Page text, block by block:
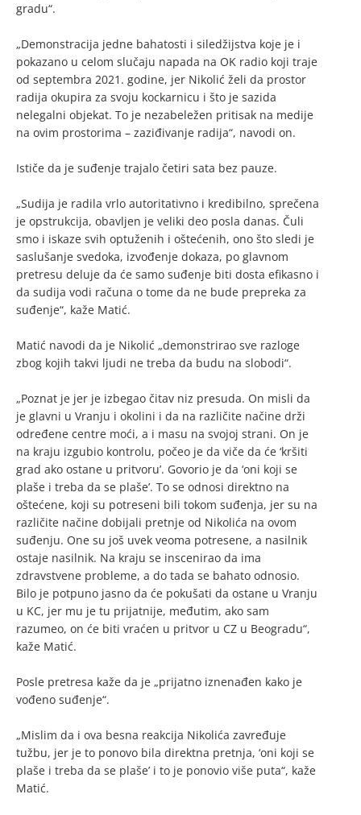
gradu“.
„Demonstracija jedne bahatosti i siledžijstva koje je i
pokazano u celom slučaju napada na OK radio koji traje
od septembra 2021. godine, jer Nikolić želi da prostor
radija okupira za svoju kockarnicu i što je sazida
nelegalni objekat. To je nezabeležen pritisak na medije
na ovim prostorima – zaziđivanje radija“, navodi on.
Ističe da je suđenje trajalo četiri sata bez pauze.
„Sudija je radila vrlo autoritativno i kredibilno, sprečena
je opstrukcija, obavljen je veliki deo posla danas. Čuli
smo i iskaze svih optuženih i oštećenih, ono što sledi je
saslušanje svedoka, izvođenje dokaza, po glavnom
pretresu deluje da će samo suđenje biti dosta efikasno i
da sudija vodi računa o tome da ne bude prepreka za
suđenje“, kaže Matić.
Matić navodi da je Nikolić „demonstrirao sve razloge
zbog kojih takvi ljudi ne treba da budu na slobodi“.
„Poznat je jer je izbegao čitav niz presuda. On misli da
je glavni u Vranju i okolini i da na različite načine drži
određene centre moći, a i masu na svojoj strani. On je
na kraju izgubio kontrolu, počeo je da viče da će ‘kršiti
grad ako ostane u pritvoru’. Govorio je da ‘oni koji se
plaše i treba da se plaše’. To se odnosi direktno na
oštećene, koji su potreseni bili tokom suđenja, jer su na
različite načine dobijali pretnje od Nikolića na ovom
suđenju. One su još uvek veoma potresene, a nasilnik
ostaje nasilnik. Na kraju se inscenirao da ima
zdravstvene probleme, a do tada se bahato odnosio.
Bilo je potpuno jasno da će pokušati da ostane u Vranju
u KC, jer mu je tu prijatnije, međutim, ako sam
razumeo, on će biti vraćen u pritvor u CZ u Beogradu“,
kaže Matić.
Posle pretresa kaže da je „prijatno iznenađen kako je
vođeno suđenje“.
„Mislim da i ova besna reakcija Nikolića zavređuje
tužbu, jer je to ponovo bila direktna pretnja, ‘oni koji se
plaše i treba da se plaše’ i to je ponovio više puta“, kaže
Matić.